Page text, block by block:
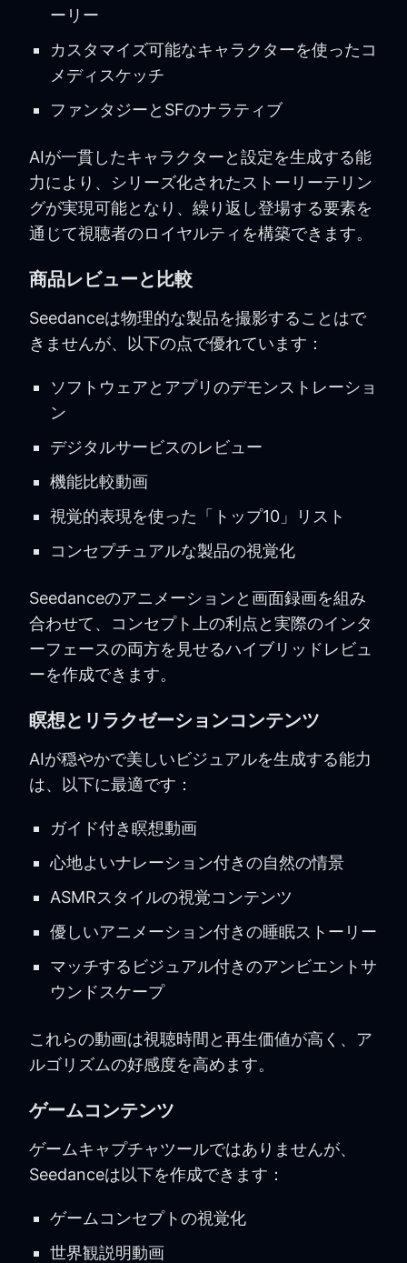
ーリー
カスタマイズ可能なキャラクターを使ったコ
メディスケッチ
ファンタジーとSFのナラティブ
AIが一貫したキャラクターと設定を生成する能
力により、シリーズ化されたストーリーテリン
グが実現可能となり、繰り返し登場する要素を
通じて視聴者のロイヤルティを構築できます。
商品レビューと比較
Seedanceは物理的な製品を撮影することはで
きませんが、以下の点で優れています：
ソフトウェアとアプリのデモンストレーショ
ン
デジタルサービスのレビュー
機能比較動画
視覚的表現を使った「トップ10」リスト
コンセプチュアルな製品の視覚化
Seedanceのアニメーションと画面録画を組み
合わせて、コンセプト上の利点と実際のインタ
ーフェースの両方を見せるハイブリッドレビュ
ーを作成できます。
瞑想とリラクゼーションコンテンツ
AIが穏やかで美しいビジュアルを生成する能力
は、以下に最適です：
ガイド付き瞑想動画
心地よいナレーション付きの自然の情景
ASMRスタイルの視覚コンテンツ
優しいアニメーション付きの睡眠ストーリー
マッチするビジュアル付きのアンビエントサ
ウンドスケープ
これらの動画は視聴時間と再生価値が高く、ア
ルゴリズムの好感度を高めます。
ゲームコンテンツ
ゲームキャプチャツールではありませんが、
Seedanceは以下を作成できます：
ゲームコンセプトの視覚化
世界観説明動画